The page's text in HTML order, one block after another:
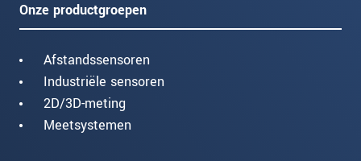
Onze productgroepen
Afstandssensoren
Industriële sensoren
2D/3D-meting
Meetsystemen